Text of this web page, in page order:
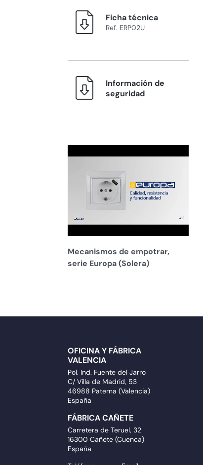
Ficha técnica
Ref. ERP02U
Información de
seguridad
Mecanismos de empotrar,
serie Europa (Solera)
OFICINA Y FÁBRICA
VALENCIA
Pol. Ind. Fuente del Jarro
C/ Villa de Madrid, 53
46988 Paterna (Valencia)
España
FÁBRICA CAÑETE
Carretera de Teruel, 32
16300 Cañete (Cuenca)
España